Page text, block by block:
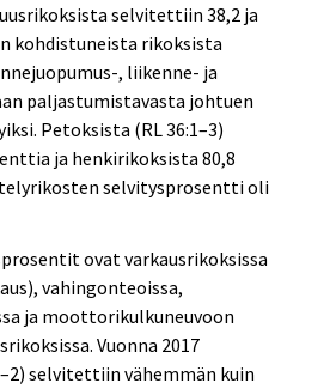
selvitettiin 38,2 ja
kohdistuneista rikoksista
, liikenne- ja
paljastumistavasta johtuen
Petoksista (RL 36:1–3)
ja henkirikoksista 80,8
selvitysprosentti oli
ovat varkausrikoksissa
vahingonteoissa,
ja moottorikulkuneuvoon
Vuonna 2017
selvitettiin vähemmän kuin